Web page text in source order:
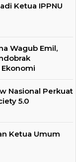
Ketua IPPNU
Wagub Emil,
Nasional Perkuat
5.0
Ketua Umum